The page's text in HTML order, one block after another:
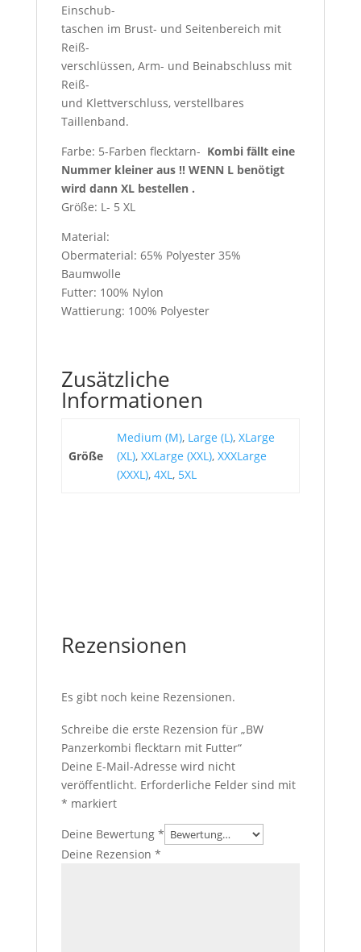
Einschub-
taschen im Brust- und Seitenbereich mit
Reiß-
verschlüssen, Arm- und Beinabschluss mit
Reiß-
und Klettverschluss, verstellbares
Taillenband.
Farbe: 5-Farben flecktarn- Kombi fällt eine
Nummer kleiner aus !! WENN L benötigt
wird dann XL bestellen .
Größe: L- 5 XL
Material:
Obermaterial: 65% Polyester 35%
Baumwolle
Futter: 100% Nylon
Wattierung: 100% Polyester
Zusätzliche
Informationen
Größe
Medium (M), Large (L), XLarge
(XL), XXLarge (XXL), XXXLarge
(XXXL), 4XL , 5XL
Rezensionen
Es gibt noch keine Rezensionen.
Schreibe die erste Rezension für „BW
Panzerkombi flecktarn mit Futter“
Deine E-Mail-Adresse wird nicht
veröffentlicht. Erforderliche Felder sind mit
* markiert
Deine Bewertung *
Deine Rezension *